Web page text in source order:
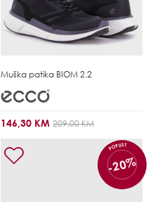
Muška patika BIOM 2.2
146,30 KM 209,00 KM
POPUST
-20%